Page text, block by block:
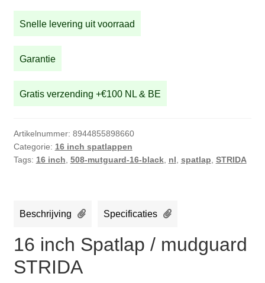
/
mudguard
aantal
Snelle levering uit voorraad
Garantie
Gratis verzending +€100 NL & BE
Artikelnummer: 8944855898660
Categorie: 16 inch spatlappen
Tags: 16 inch 508-mutguard-16-black, nl spatlap STRIDA
Beschrijving Specificaties
16 inch Spatlap / mudguard
STRIDA